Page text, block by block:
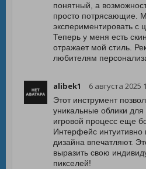
понятный, а
просто потрясающие.
экспериментировать с
Теперь у меня есть
отражает мой стиль.
любителям
alibek1 6 августа 2025
Этот инструмент
уникальные облики
игровой процесс еще
Интерфейс интуитивно
дизайна впечатляют.
выразить свою
пикселей!